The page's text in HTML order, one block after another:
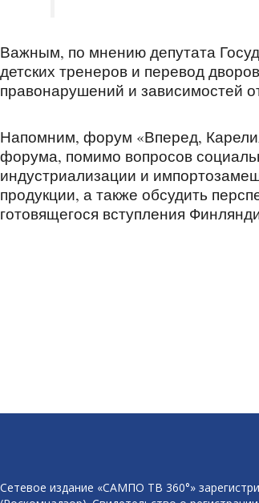
Важным, по мнению депутата
детских тренеров и перевод
правонарушений и зависимостей
Напомним, форум «Вперед,
форума, помимо вопросов
индустриализации и
продукции, а также обсудить
готовящегося вступления
Сетевое издание «САМПО ТВ 360°»